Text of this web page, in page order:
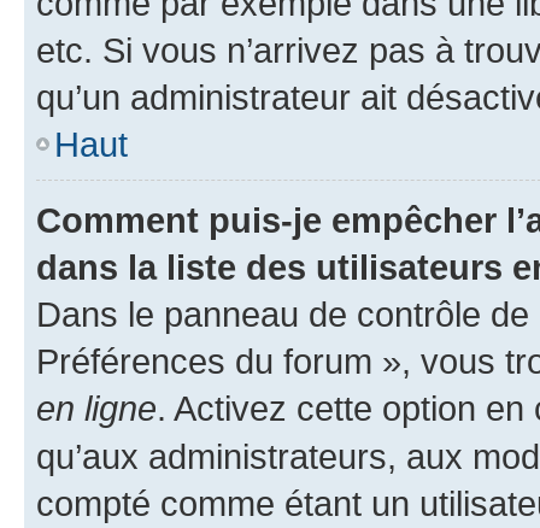
etc. Si vous n’arrivez pas à
qu’un administrateur ait
Haut
Comment puis-je empêcher
dans la liste des utilisateurs
Dans le panneau de contrôle
Préférences du forum », vous
en ligne. Activez cette option
qu’aux administrateurs, aux
compté comme étant un